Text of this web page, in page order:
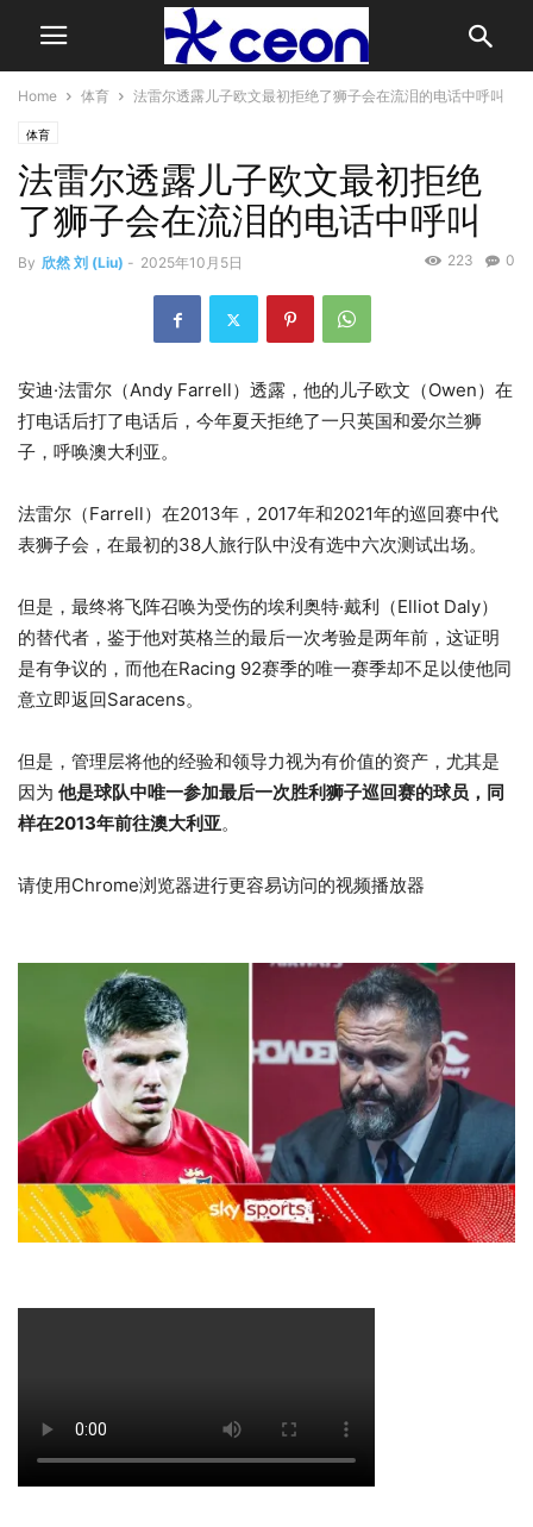
Home 体育 法雷尔透露儿子欧文最初拒绝了狮子会在流泪的电话中呼叫
体育
法雷尔透露儿子欧文最初拒绝
了狮子会在流泪的电话中呼叫
By 欣然 刘 (Liu) - 2025年10月5日 0
223
安迪·法雷尔（Andy Farrell）透露，他的儿子欧文（Owen）在
打电话后打了电话后，今年夏天拒绝了一只英国和爱尔兰狮
子，呼唤澳大利亚。
法雷尔（Farrell）在2013年，2017年和2021年的巡回赛中代
表狮子会，在最初的38人旅行队中没有选中六次测试出场。
但是，最终将飞阵召唤为受伤的埃利奥特·戴利（Elliot Daly）
的替代者，鉴于他对英格兰的最后一次考验是两年前，这证明
是有争议的，而他在Racing 92赛季的唯一赛季却不足以使他同
意立即返回Saracens。
但是，管理层将他的经验和领导力视为有价值的资产，尤其是
因为 他是球队中唯一参加最后一次胜利狮子巡回赛的球员，同
样在2013年前往澳大利亚。
请使用Chrome浏览器进行更容易访问的视频播放器